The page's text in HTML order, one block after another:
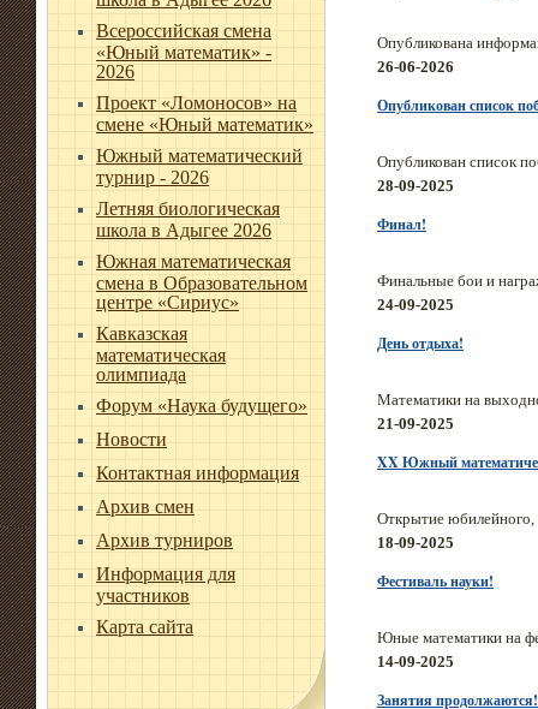
Всероссийская смена
«Юный математик» -
2026
Проект «Ломоносов» на
смене «Юный математик»
Южный математический
турнир - 2026
Летняя биологическая
школа в Адыгее 2026
Южная математическая
смена в Образовательном
центре «Сириус»
Кавказская
математическая
олимпиада
Форум «Наука будущего»
Новости
Контактная информация
Архив смен
Архив турниров
Информация для
участников
Карта сайта
Опубликована
26-06-2026
Опубликован список
Опубликован список
28-09-2025
Финал!
Финальные бои и
24-09-2025
День отдыха!
Математики на
21-09-2025
XX Южный
Открытие
18-09-2025
Фестиваль науки!
Юные математики на
14-09-2025
Занятия продолжаются!